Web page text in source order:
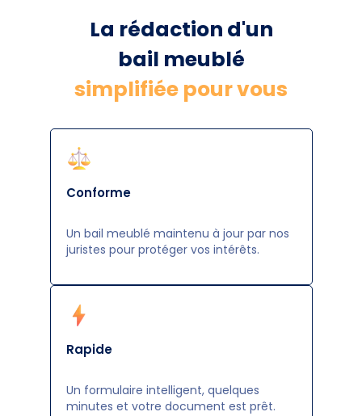
La rédaction d'un
bail meublé
simplifiée pour vous
Conforme
Un bail meublé maintenu à jour par nos
juristes pour protéger vos intérêts.
Rapide
Un formulaire intelligent, quelques
minutes et votre document est prêt.